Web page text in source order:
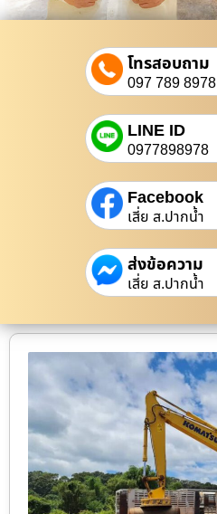
โทรสอบถาม
097 789 8978
LINE ID
0977898978
Facebook
เสี่ย ส.ปากน้ำ
ส่งข้อความ
เสี่ย ส.ปากน้ำ